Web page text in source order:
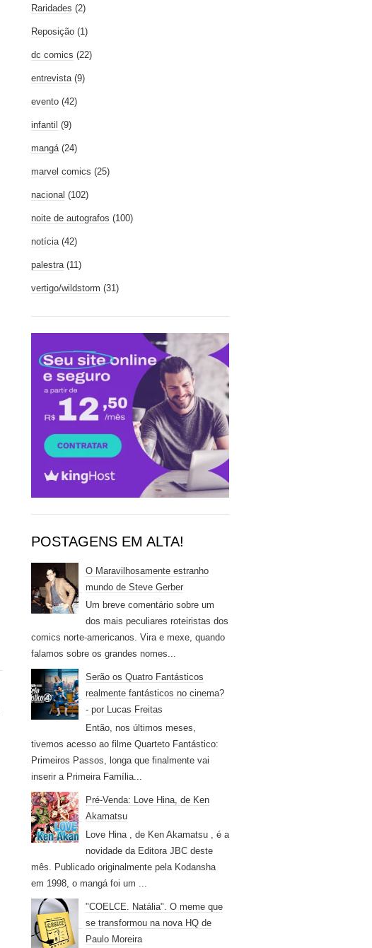
Raridades (2)
Reposição (1)
dc comics (22)
entrevista (9)
evento (42)
infantil (9)
mangá (24)
marvel comics (25)
nacional (102)
noite de autografos (100)
notícia (42)
palestra (11)
vertigo/wildstorm (31)
POSTAGENS EM ALTA!
O Maravilhosamente estranho
mundo de Steve Gerber
Um breve comentário sobre um
dos mais peculiares roteiristas dos
comics norte-americanos. Vira e mexe, quando
falamos sobre os grandes nomes...
Serão os Quatro Fantásticos
realmente fantásticos no cinema?
- por Lucas Freitas
Então, nos últimos meses,
tivemos acesso ao filme Quarteto Fantástico:
Primeiros Passos, longa que finalmente vai
inserir a Primeira Família...
Pré-Venda: Love Hina, de Ken
Akamatsu
Love Hina , de Ken Akamatsu , é a
novidade da Editora JBC deste
mês. Publicado originalmente pela Kodansha
em 1998, o mangá foi um ...
"COELCE. Natália". O meme que
se transformou na nova HQ de
Paulo Moreira